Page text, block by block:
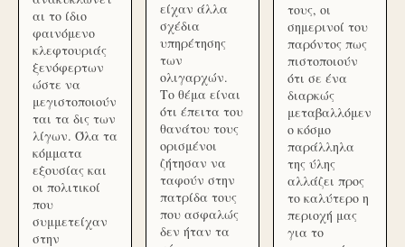
αι το ίδιο
φαινόμενο
κλεφτουριάς
ξενόφερτων
ώστε να
μεγιστοποιούν
ται τα δις των
λίγων. Όλα τα
κόμματα
εξουσίας και
οι πολιτικοί
που
συμμετείχαν
στην
είχαν άλλα
σχέδια
υπηρέτησης
των
ολιγαρχών.
Το θέμα είναι
ότι έπειτα του
θανάτου τους
ορισμένοι
ζήτησαν να
ταφούν στην
πατρίδα τους
που ασφαλώς
δεν ήταν τα
τους, οι
σημερινοί του
παρόντος πως
πιστοποιούν
ότι σε ένα
διαρκώς
μεταβαλλόμεν
ο κόσμο
παράλληλα
της ύλης
αλλάζει προς
το καλύτερο η
περιοχή μας
για το